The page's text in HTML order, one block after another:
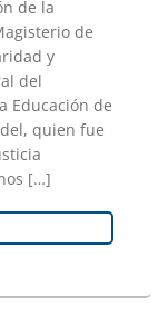
de la
de
y
del
Educación de
quien fue
[…]